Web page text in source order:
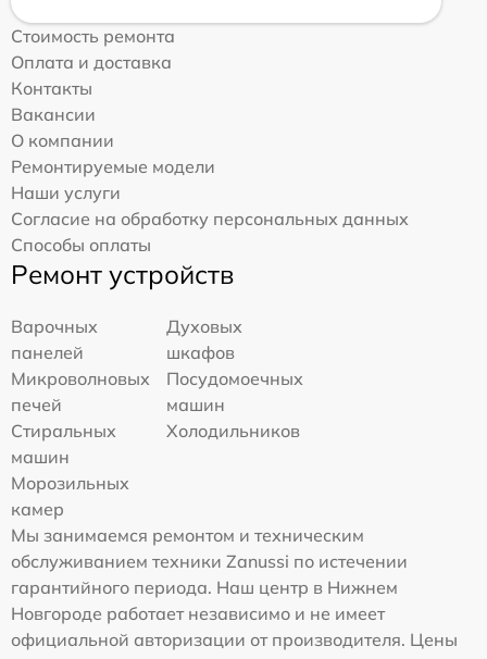
Стоимость ремонта
Оплата и доставка
Контакты
Вакансии
О компании
Ремонтируемые модели
Наши услуги
Согласие на обработку персональных данных
Способы оплаты
Ремонт устройств
Варочных
панелей
Духовых
шкафов
Микроволновых
печей
Посудомоечных
машин
Стиральных
машин
Холодильников
Морозильных
камер
Мы занимаемся ремонтом и техническим
обслуживанием техники Zanussi по истечении
гарантийного периода. Наш центр в Нижнем
Новгороде работает независимо и не имеет
официальной авторизации от производителя. Цены